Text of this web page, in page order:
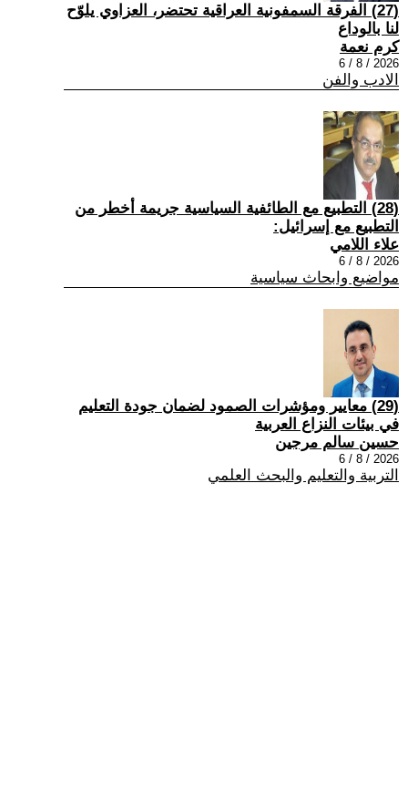
(27) الفرقة السمفونية العراقية تحتضر، العزاوي يلوّح
لنا بالوداع
كرم نعمة
2026 / 8 / 6
الادب والفن
(28) التطبيع مع الطائفية السياسية جريمة أخطر من
التطبيع مع إسرائيل:
علاء اللامي
2026 / 8 / 6
مواضيع وابحاث سياسية
(29) معايير ومؤشرات الصمود لضمان جودة التعليم
في بيئات النزاع العربية
حسين سالم مرجين
2026 / 8 / 6
التربية والتعليم والبحث العلمي